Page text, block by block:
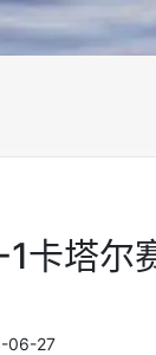
1卡塔尔
06-27